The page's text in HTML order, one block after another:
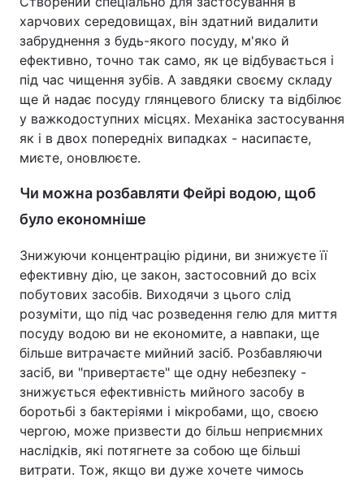
харчових середовищах, він здатний видалити
забруднення з будь-якого посуду, м'яко й
ефективно, точно так само, як це відбувається і
під час чищення зубів. А завдяки своєму складу
ще й надає посуду глянцевого блиску та відбілює
у важкодоступних місцях. Механіка застосування
як і в двох попередніх випадках - насипаєте,
миєте, оновлюєте.
Чи можна розбавляти Фейрі водою, щоб
було економніше
Знижуючи концентрацію рідини, ви знижуєте її
ефективну дію, це закон, застосовний до всіх
побутових засобів. Виходячи з цього слід
розуміти, що під час розведення гелю для миття
посуду водою ви не економите, а навпаки, ще
більше витрачаєте мийний засіб. Розбавляючи
засіб, ви "привертаєте" ще одну небезпеку -
знижується ефективність мийного засобу в
боротьбі з бактеріями і мікробами, що, своєю
чергою, може призвести до більш неприємних
наслідків, які потягнете за собою ще більші
витрати. Тож, якщо ви дуже хочете чимось